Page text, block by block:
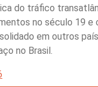
do tráfico
no século 19 e
em outros
no Brasil.